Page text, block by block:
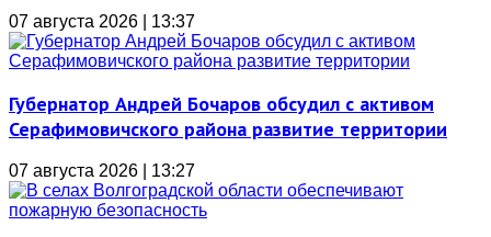
07 августа 2026 | 13:37
Губернатор Андрей Бочаров обсудил с активом
Серафимовичского района развитие территории
07 августа 2026 | 13:27